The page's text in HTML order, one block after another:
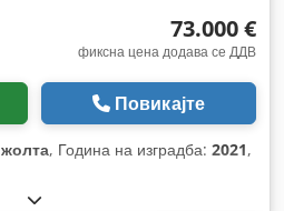
73.000 €
фиксна цена додава се ДДВ
Повикајте
жолта, Година на изградба: 2021,